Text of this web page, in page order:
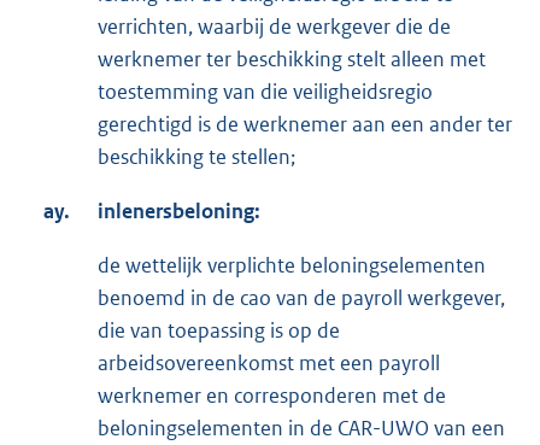
verrichten, waarbij de werkgever die de
werknemer ter beschikking stelt alleen met
toestemming van die veiligheidsregio
gerechtigd is de werknemer aan een ander ter
beschikking te stellen;
ay. inlenersbeloning:
de wettelijk verplichte beloningselementen
benoemd in de cao van de payroll werkgever,
die van toepassing is op de
arbeidsovereenkomst met een payroll
werknemer en corresponderen met de
beloningselementen in de CAR-UWO van een